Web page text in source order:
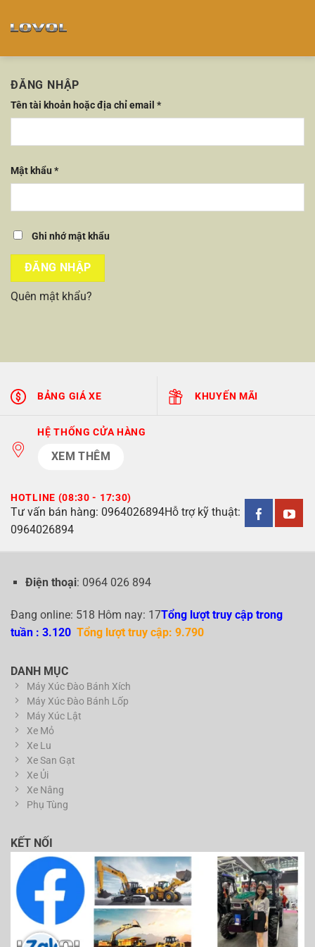
đến
dung
ĐĂNG NHẬP
Tên tài khoản hoặc địa chỉ email *
Mật khẩu *
Ghi nhớ mật khẩu
ĐĂNG NHẬP
Quên mật khẩu?
BẢNG GIÁ XE KHUYẾN MÃI
HỆ THỐNG CỬA HÀNG
XEM THÊM
HOTLINE (08:30 - 17:30)
Tư vấn bán hàng: 0964026894Hỗ trợ kỹ thuật:
0964026894
Điện thoại: 0964 026 894
Đang online: 518 Hôm nay: 17Tổng lượt truy cập trong
tuần : 3.120 Tổng lượt truy cập: 9.790
DANH MỤC
Máy Xúc Đào Bánh Xích
Máy Xúc Đào Bánh Lốp
Máy Xúc Lật
Xe Mỏ
Xe Lu
Xe San Gạt
Xe Ủi
Xe Nâng
Phụ Tùng
KẾT NỐI